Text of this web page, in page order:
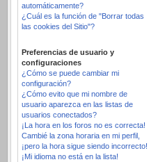
automáticamente?
¿Cuál es la función de "Borrar todas
las cookies del Sitio"?
Preferencias de usuario y
configuraciones
¿Cómo se puede cambiar mi
configuración?
¿Cómo evito que mi nombre de
usuario aparezca en las listas de
usuarios conectados?
¡La hora en los foros no es correcta!
Cambié la zona horaria en mi perfil,
¡pero la hora sigue siendo incorrecto!
¡Mi idioma no está en la lista!